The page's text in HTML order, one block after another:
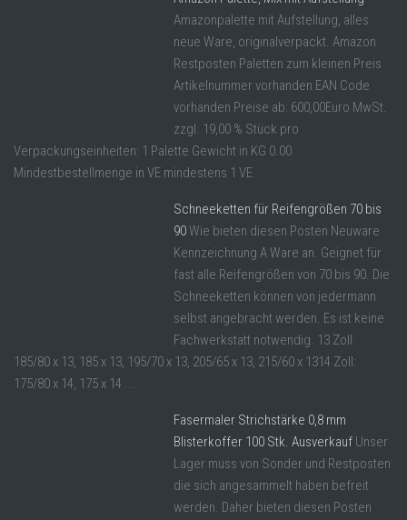
Amazonpalette mit Aufstellung, alles
neue Ware, originalverpackt. Amazon
Restposten Paletten zum kleinen Preis
Artikelnummer vorhanden EAN Code
vorhanden Preise ab: 600,00Euro MwSt.
zzgl. 19,00 % Stück pro
Verpackungseinheiten: 1 Palette Gewicht in KG 0.00
Mindestbestellmenge in VE mindestens 1 VE
Schneeketten für Reifengrößen 70 bis
90Wie bieten diesen Posten Neuware
Kennzeichnung A Ware an. Geignet für
fast alle Reifengrößen von 70 bis 90. Die
Schneeketten können von jedermann
selbst angebracht werden. Es ist keine
Fachwerkstatt notwendig. 13 Zoll:
185/80 x 13, 185 x 13, 195/70 x 13, 205/65 x 13, 215/60 x 1314 Zoll:
175/80 x 14, 175 x 14 ...
Fasermaler Strichstärke 0,8 mm
Blisterkoffer 100 Stk. Ausverkauf Unser
Lager muss von Sonder und Restposten
die sich angesammelt haben befreit
werden. Daher bieten diesen Posten